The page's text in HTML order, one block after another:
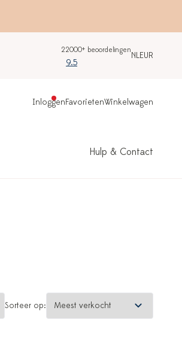
22000+ beoordelingen
9.5
NLEUR
InloggenFavorietenWinkelwagen
Hulp & Contact
Sorteer op: